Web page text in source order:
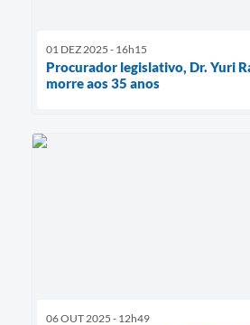
01 DEZ 2025 - 16h15
Procurador legislativo, Dr. Yuri
morre aos 35 anos
06 OUT 2025 - 12h49